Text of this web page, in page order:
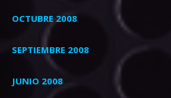
OCTUBRE 2008
SEPTIEMBRE 2008
JUNIO 2008